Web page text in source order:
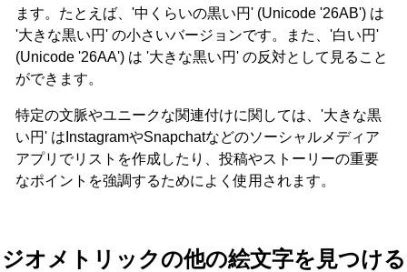
ます。たとえば、'中くらいの黒い円' (Unicode '26AB') は
'大きな黒い円' の小さいバージョンです。また、'白い円'
(Unicode '26AA') は '大きな黒い円' の反対として見ること
ができます。
特定の文脈やユニークな関連付けに関しては、'大きな黒
い円' はInstagramやSnapchatなどのソーシャルメディア
アプリでリストを作成したり、投稿やストーリーの重要
なポイントを強調するためによく使用されます。
ジオメトリックの他の絵文字を見つける